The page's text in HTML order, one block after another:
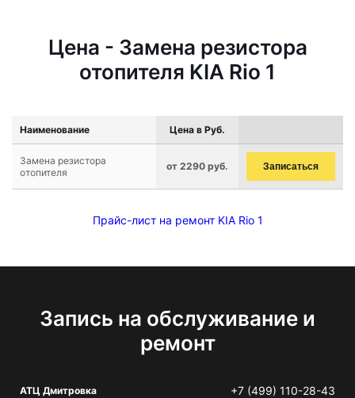
Цена - Замена резистора
отопителя KIA Rio 1
Наименование Цена в Руб.
Замена резистора
отопителя
от 2290 руб. Записаться
Прайс-лист на ремонт KIA Rio 1
Запись на обслуживание и
ремонт
АТЦ Дмитровка +7 (499) 110-28-43